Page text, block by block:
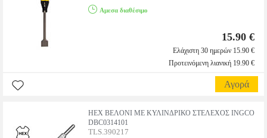
Αμεσα διαθέσιμο
15.90 €
Ελάχιστη 30 ημερών 15.90 €
Προτεινόμενη λιανική 19.90 €
Αγορά
HEX ΒΕΛΟΝΙ ΜΕ ΚΥΛΙΝΔΡΙΚΟ ΣΤΕΛΕΧΟΣ INGCO
DBC0314101
TLS.390217